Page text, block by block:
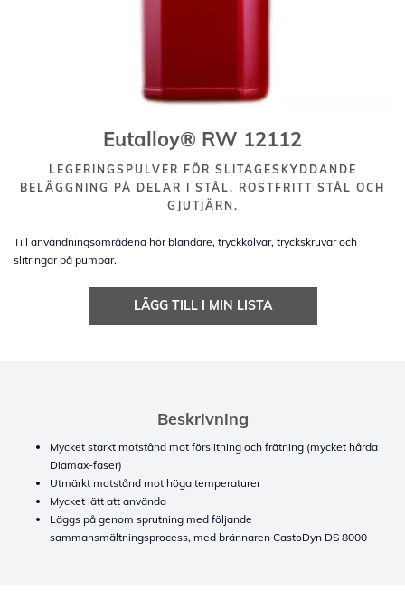
Eutalloy® RW 12112
LEGERINGSPULVER FÖR SLITAGESKYDDANDE
BELÄGGNING PÅ DELAR I STÅL, ROSTFRITT STÅL OCH
GJUTJÄRN.
Till användningsområdena hör blandare, tryckkolvar, tryckskruvar och
slitringar på pumpar.
LÄGG TILL I MIN LISTA
Beskrivning
Mycket starkt motstånd mot förslitning och frätning (mycket hårda
Diamax-faser)
Utmärkt motstånd mot höga temperaturer
Mycket lätt att använda
Läggs på genom sprutning med följande
sammansmältningsprocess, med brännaren CastoDyn DS 8000